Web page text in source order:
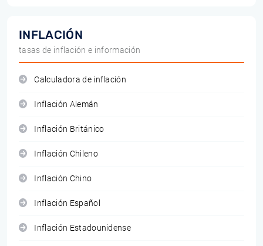
INFLACIÓN
tasas de inflación e información
Calculadora de inflación
Inflación Alemán
Inflación Británico
Inflación Chileno
Inflación Chino
Inflación Español
Inflación Estadounidense